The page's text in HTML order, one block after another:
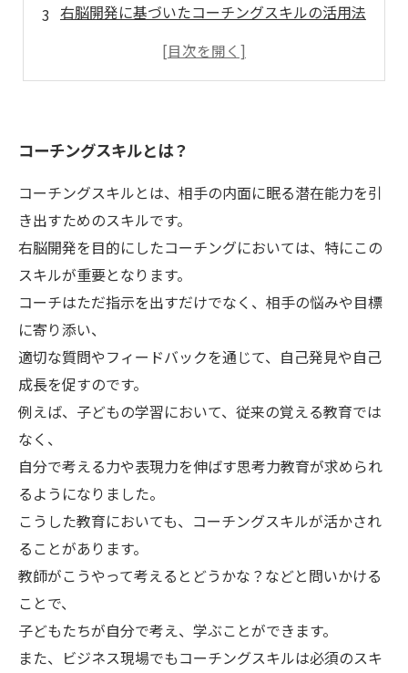
右脳開発に基づいたコーチングスキルの活用法
コーチングスキルを身に付けるための方法
コーチングスキルとは？
コーチングスキルとは、相手の内面に眠る潜在能力を引
き出すためのスキルです。
右脳開発を目的にしたコーチングにおいては、特にこの
スキルが重要となります。
コーチはただ指示を出すだけでなく、相手の悩みや目標
に寄り添い、
適切な質問やフィードバックを通じて、自己発見や自己
成長を促すのです。
例えば、子どもの学習において、従来の覚える教育では
なく、
自分で考える力や表現力を伸ばす思考力教育が求められ
るようになりました。
こうした教育においても、コーチングスキルが活かされ
ることがあります。
教師がこうやって考えるとどうかな？などと問いかける
ことで、
子どもたちが自分で考え、学ぶことができます。
また、ビジネス現場でもコーチングスキルは必須のスキ